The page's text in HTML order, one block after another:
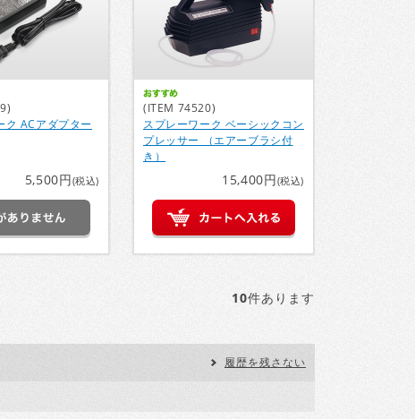
ク ACアダプター
5,500円(税込)
(ITEM 74520)
スプレーワーク ベーシックコン
プレッサー （エアーブラシ付
き）
15,400円(税込)
10件あります
履歴を残さない